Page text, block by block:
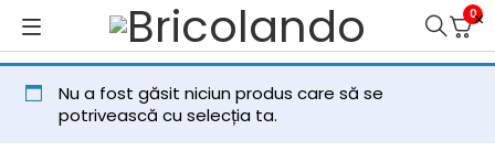
0
Nu a fost găsit niciun produs care să se
potrivească cu selecția ta.